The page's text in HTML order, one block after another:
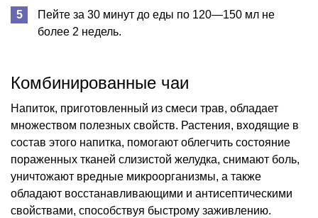
Пейте за 30 минут до еды по 120—150 мл не
более 2 недель.
Комбинированные чаи
Напиток, приготовленный из смеси трав, обладает
множеством полезных свойств. Растения, входящие в
состав этого напитка, помогают облегчить состояние
пораженных тканей слизистой желудка, снимают боль,
уничтожают вредные микроорганизмы, а также
обладают восстанавливающими и антисептическими
свойствами, способствуя быстрому заживлению.